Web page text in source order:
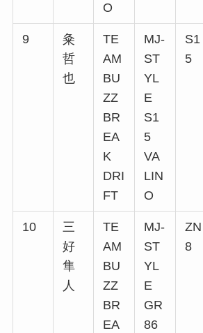
O
9
粂
哲
也
TE
AM
BU
ZZ
BR
EA
K
DRI
FT
MJ-
ST
YL
E
S1
5
VA
LIN
O
S1
5
10
三
好
隼
人
TE
AM
BU
ZZ
BR
EA
MJ-
ST
YL
E
GR
86
ZN
8